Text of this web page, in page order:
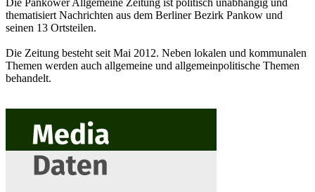
thematisiert Nachrichten aus dem Berliner Bezirk Pankow und
seinen 13 Ortsteilen.
Die Zeitung besteht seit Mai 2012. Neben lokalen und kommunalen
Themen werden auch allgemeine und allgemeinpolitische Themen
behandelt.